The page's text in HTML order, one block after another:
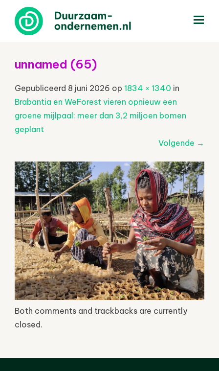
unnamed (65)
Gepubliceerd 8 juni 2026 op 1834 × 1340 in
Brabantia en WeForest vieren opnieuw een
groene mijlpaal: meer dan 3,2 miljoen bomen
geplant
Volgende →
Both comments and trackbacks are currently
closed.